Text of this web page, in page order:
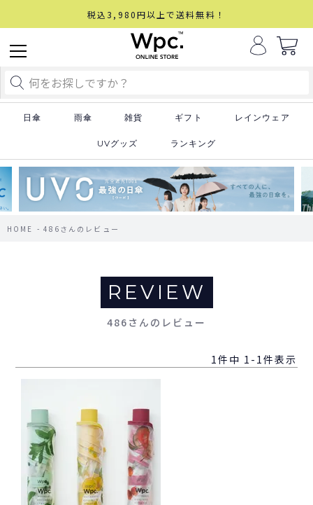
税込3,980円以上で送料無料！
日傘 雨傘 雑貨 ギフト レインウェア
UVグッズ ランキング
HOME 486さんのレビュー
REVIEW
486さんのレビュー
1件中 1 - 1件表示